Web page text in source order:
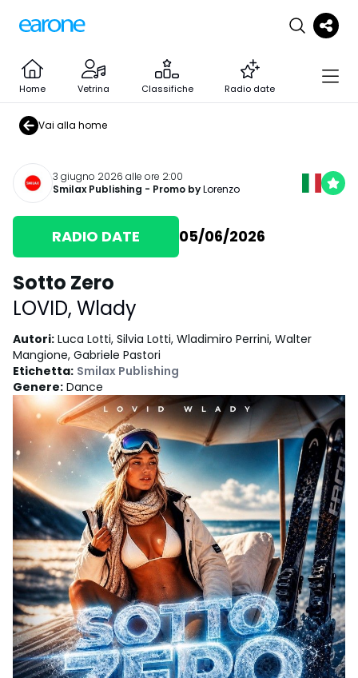
Home Vetrina Classifiche Radio date
Vai alla home
3 giugno 2026 alle ore 2:00
Smilax Publishing - Promo byLorenzo
RADIO DATE 05/06/2026
Sotto Zero
LOVID, Wlady
Autori: Luca Lotti, Silvia Lotti, Wladimiro Perrini, Walter
Mangione, Gabriele Pastori
Etichetta: Smilax Publishing
Genere: Dance